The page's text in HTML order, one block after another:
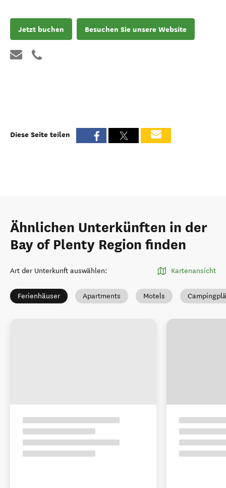
Jetzt buchen Besuchen Sie unsere Website
Diese Seite teilen
Ähnlichen Unterkünften in der
Bay of Plenty Region finden
Art der Unterkunft auswählen: Kartenansicht
Ferienhäuser Apartments Motels